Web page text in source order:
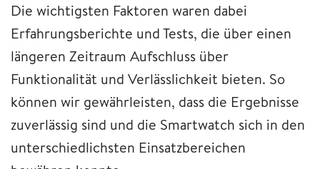
Die wichtigsten Faktoren waren dabei
Erfahrungsberichte und Tests, die über einen
längeren Zeitraum Aufschluss über
Funktionalität und Verlässlichkeit bieten. So
können wir gewährleisten, dass die Ergebnisse
zuverlässig sind und die Smartwatch sich in den
unterschiedlichsten Einsatzbereichen